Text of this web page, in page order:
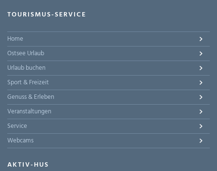
TOURISMUS-SERVICE
Home
Ostsee Urlaub
Urlaub buchen
Sport & Freizeit
Genuss & Erleben
Veranstaltungen
Service
Webcams
AKTIV-HUS